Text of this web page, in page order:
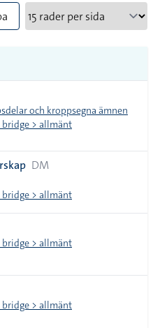
och kroppsegna ämnen
bridge > allmänt
DM
bridge > allmänt
bridge > allmänt
bridge > allmänt